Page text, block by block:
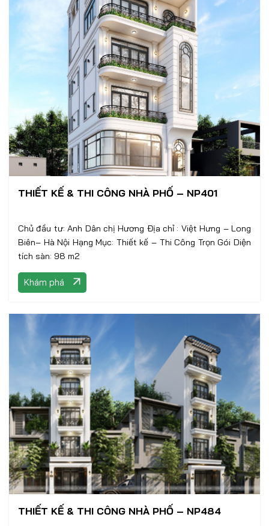
THIẾT KẾ & THI CÔNG NHÀ PHỐ – NP401
Chủ đầu tư: Anh Dân chị Hương Địa chỉ : Việt Hưng – Long
Biên– Hà Nội Hạng Mục: Thiết kế – Thi Công Trọn Gói Diện
tích sàn: 98 m2
Khám phá
THIẾT KẾ & THI CÔNG NHÀ PHỐ – NP484